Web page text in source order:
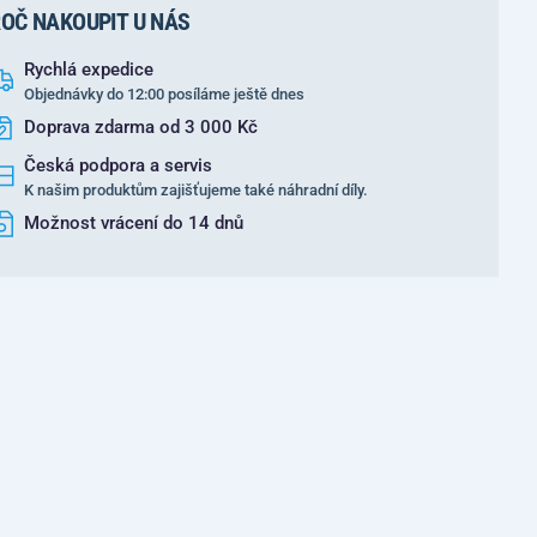
NAKOUPIT U NÁS
Rychlá expedice
Objednávky do 12:00 posíláme ještě dnes
Doprava zdarma od 3 000 Kč
Česká podpora a servis
K našim produktům zajišťujeme také náhradní díly.
Možnost vrácení do 14 dnů